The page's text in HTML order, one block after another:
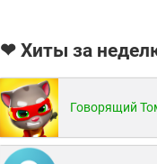
❤ Хиты за
Говорящий